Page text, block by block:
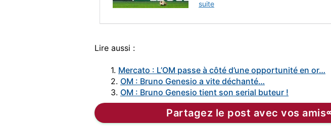
suite
Lire aussi :
1. Mercato : L’OM passe à côté d’une opportunité en or…
2. OM : Bruno Genesio a vite déchanté…
3. OM : Bruno Genesio tient son serial buteur !
Partagez le post avec vos amis